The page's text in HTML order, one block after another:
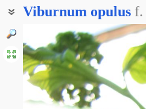
Viburnum opulus f.
Буль-де-неж
Бульденеж
Снежный ком
Снежный шар